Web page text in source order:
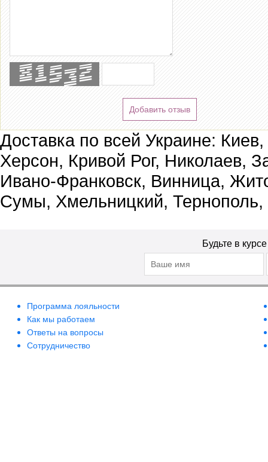
Добавить отзыв
Доставка по всей Украине:
Херсон, Кривой Рог, Николаев,
Ивано-Франковск, Винница,
Сумы, Хмельницкий, Тернополь,
Будьте в
Программа лояльности
Как мы работаем
Ответы на вопросы
Сотрудничество